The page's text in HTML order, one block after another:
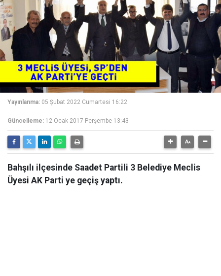
Yayınlanma: 05 Şubat 2022 Cumartesi 16:22
Güncelleme: 12 Ocak 2017 Perşembe 13:43
Bahşılı ilçesinde Saadet Partili 3 Belediye Meclis
Üyesi AK Parti ye geçiş yaptı.